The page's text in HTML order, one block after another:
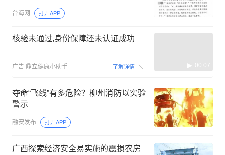
台海网 打开APP
核验未通过,身份保障还未认证成功
广告 鼎立健康小助手 了解详情 00:07
夺命“飞线”有多危险？柳州消防以实验
警示
融安发布 打开APP
广西探索经济安全易实施的震损农房